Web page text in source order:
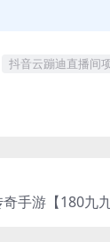
抖音云蹦迪直播间
手游【180九